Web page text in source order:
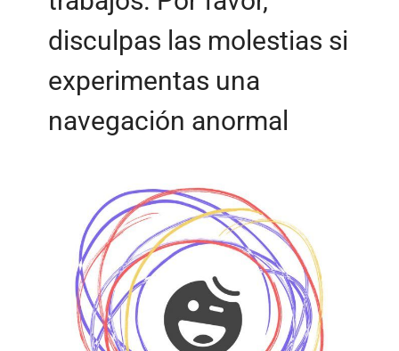
disculpas las molestias si
experimentas una
navegación anormal